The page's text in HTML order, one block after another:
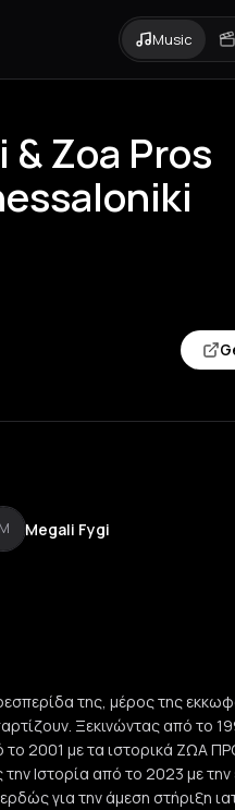
Music
Zoa Pros
M Megali Fygi
της, μέρος της
Ξεκινώντας από το
2001 με τα ιστορικά ΖΩΑ
Ιστορία από το 2023 με την
για την άμεση στήριξη